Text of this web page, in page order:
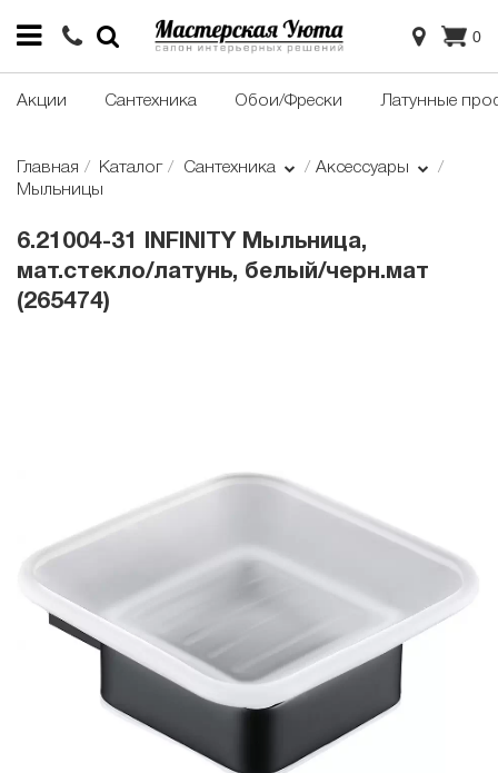
0
Акции Сантехника Обои/Фрески Латунные
Главная Каталог Сантехника
Аксессуары
Мыльницы
6.21004-31 INFINITY Мыльница,
мат.стекло/латунь, белый/черн.мат
(265474)